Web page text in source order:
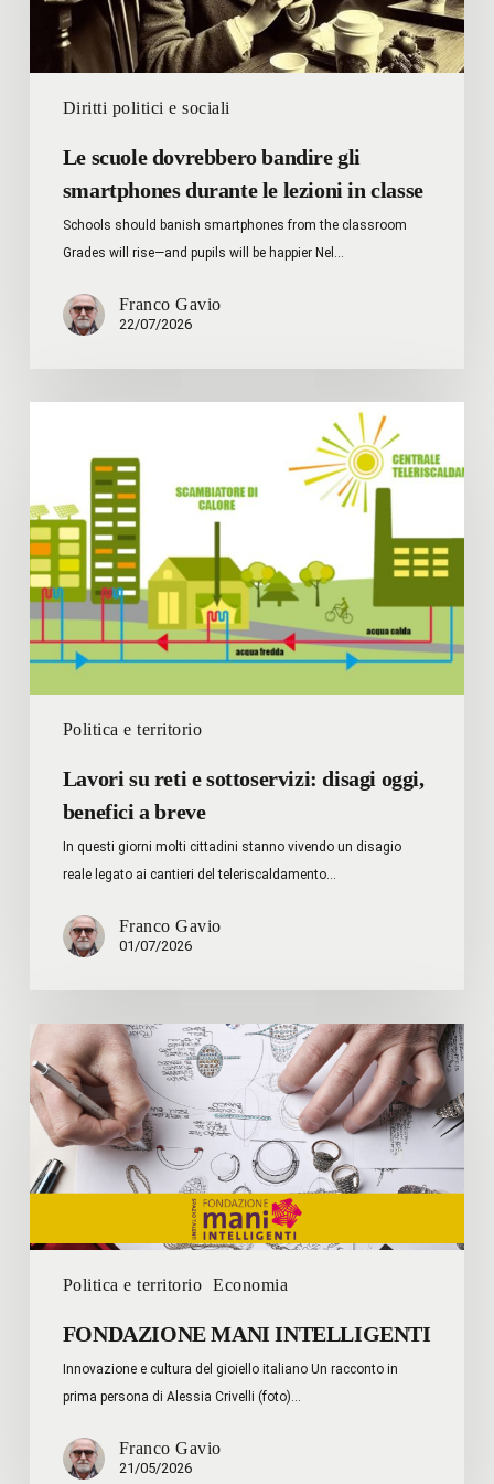
Diritti politici e sociali
classe
Le scuole dovrebbero bandire gli
smartphones durante le lezioni in classe
Schools should banish smartphones from the classroom
Grades will rise—and pupils will be happier Nel…
Franco Gavio
22/07/2026
Politica e territorio
sottoservizi:
disagi
oggi,
benefici
breve
Lavori su reti e sottoservizi: disagi oggi,
benefici a breve
In questi giorni molti cittadini stanno vivendo un disagio
reale legato ai cantieri del teleriscaldamento…
Franco Gavio
01/07/2026
Politica e territorio Economia
FONDAZIONE
MANI
INTELLIGENTI
FONDAZIONE MANI INTELLIGENTI
Innovazione e cultura del gioiello italiano Un racconto in
prima persona di Alessia Crivelli (foto)…
Franco Gavio
21/05/2026